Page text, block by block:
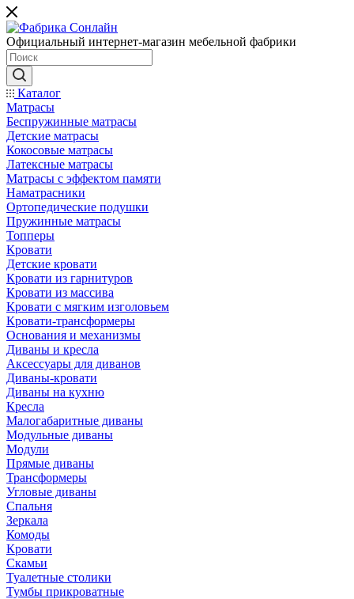
Официальный интернет-магазин мебельной фабрики
Каталог
Матрасы
Беспружинные матрасы
Детские матрасы
Кокосовые матрасы
Латексные матрасы
Матрасы с эффектом памяти
Наматрасники
Ортопедические подушки
Пружинные матрасы
Топперы
Кровати
Детские кровати
Кровати из гарнитуров
Кровати из массива
Кровати с мягким изголовьем
Кровати-трансформеры
Основания и механизмы
Диваны и кресла
Аксессуары для диванов
Диваны-кровати
Диваны на кухню
Кресла
Малогабаритные диваны
Модульные диваны
Модули
Прямые диваны
Трансформеры
Угловые диваны
Спальня
Зеркала
Комоды
Кровати
Скамьи
Туалетные столики
Тумбы прикроватные